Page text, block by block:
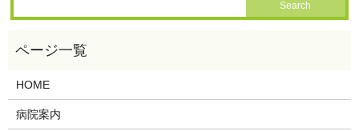
HOME
病院案内